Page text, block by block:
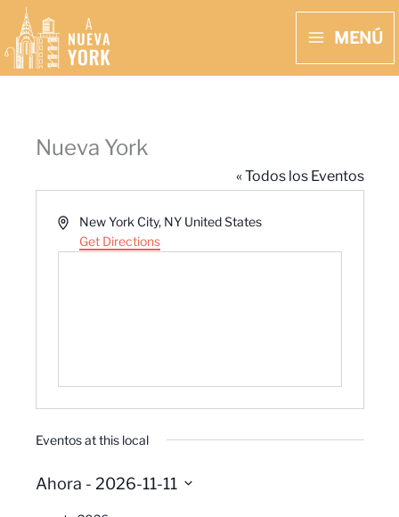
contenido
MENÚ
Nueva York
« Todos los Eventos
AddressNew York City, NY United States
Get Directions
Eventos at this local
Ahora - 2026-11-11